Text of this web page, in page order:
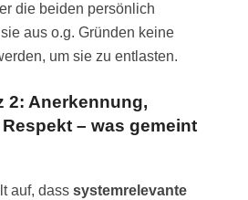
die beiden persönlich
aus o.g. Gründen keine
um sie zu entlasten.
2: Anerkennung,
– was gemeint
auf, dass systemrelevante